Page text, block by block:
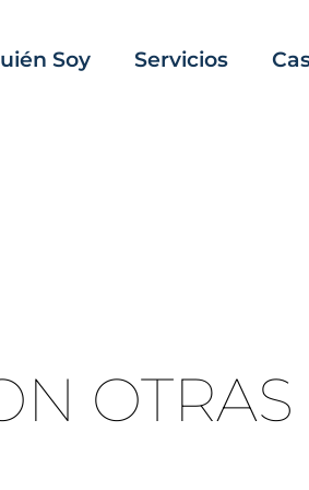
Soy Servicios
OTRAS